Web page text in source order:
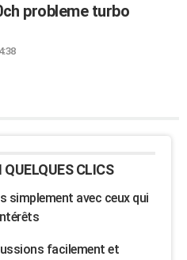
probleme turbo
CLICS
simplement avec ceux qui
facilement et